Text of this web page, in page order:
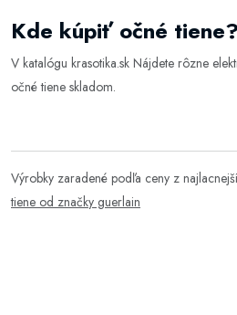
Kde kúpiť očné tiene?
V katalógu krasotika.sk Nájdete rôzne
očné tiene skladom.
Výrobky zaradené podľa ceny z
tiene od značky guerlain